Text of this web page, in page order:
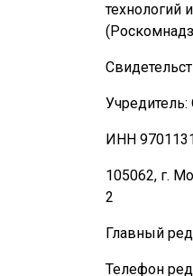
технологий
ИНН
105062, г.
2
Главный
Телефон